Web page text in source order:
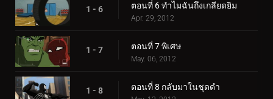
1 - 6 ตอนที่ 6 ทำไมฉันถึงเกลียดยิม
Apr. 29, 2012
1 - 7 ตอนที่ 7 พิเศษ
May. 06, 2012
1 - 8 ตอนที่ 8 กลับมาในชุดดำ